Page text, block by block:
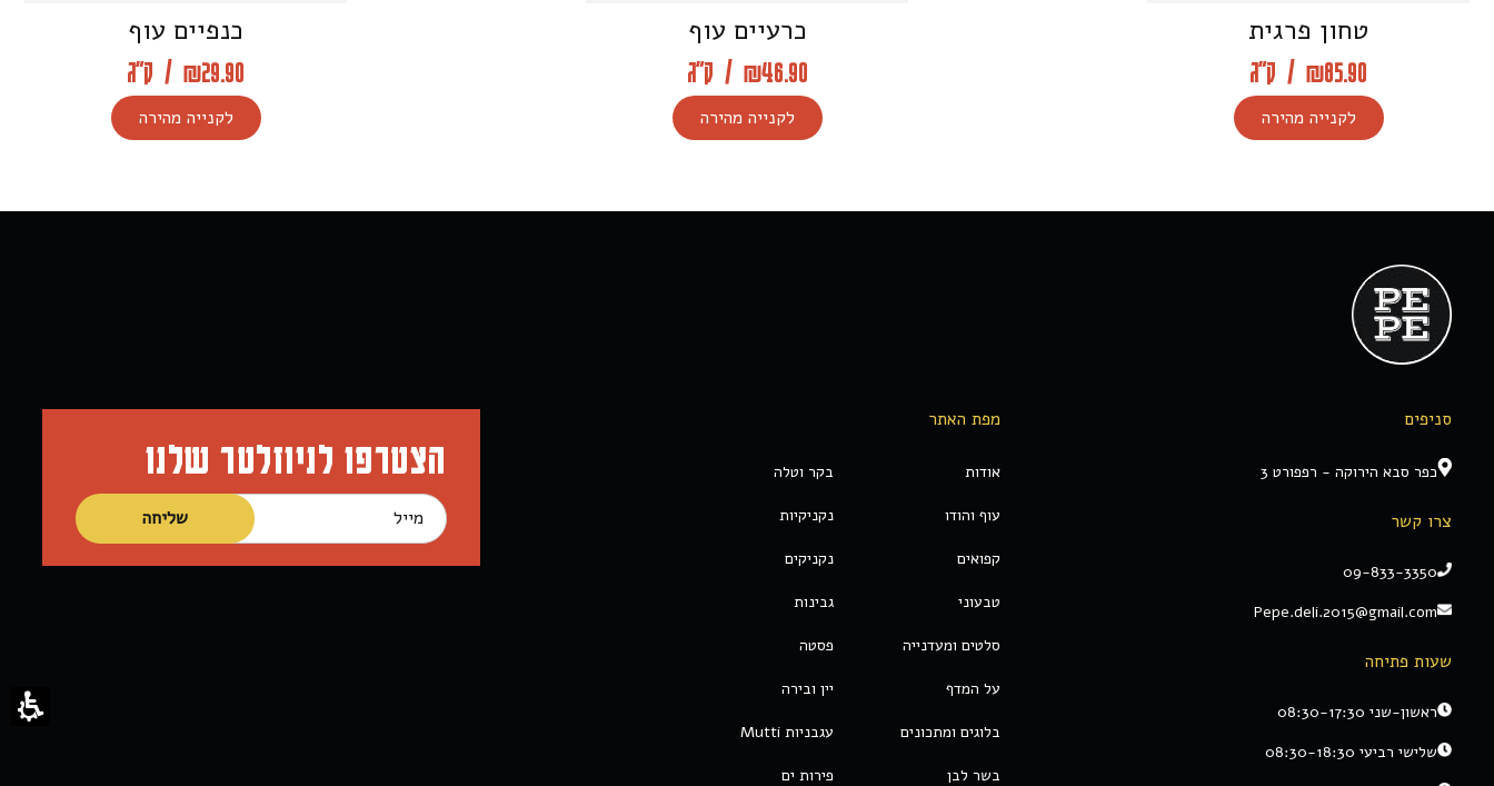
טחון פרגית
₪85.90
/ ק"ג
לקנייה מהירה
כרעיים עוף
₪46.90
/ ק"ג
לקנייה מהירה
כנפיים עוף
₪29.90
/ ק"ג
לקנייה מהירה
סניפים
כפר סבא הירוקה - רפפורט 3
צרו קשר
09-833-3350
Pepe.deli.2015@gmail.com
שעות פתיחה
ראשון-שני 08:30-17:30
שלישי רביעי 08:30-18:30
מפת האתר
אודות בקר וטלה
עוף והודו נקניקיות
קפואים נקניקים
טבעוני גבינות
סלטים ומעדנייה פסטה
על המדף יין ובירה
בלוגים ומתכונים עגבניות Mutti
בשר לבן פירות ים
הצטרפו לניוזלטר שלנו